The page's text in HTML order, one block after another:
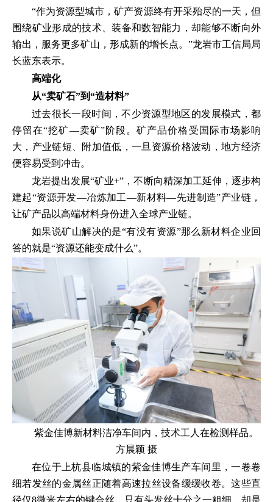
“作为资源型城市，矿产资源终有开采殆尽的一天，但
围绕矿业形成的技术、装备和数智能力，却能够不断向外
输出，服务更多矿山，形成新的增长点。”龙岩市工信局局
长蓝东表示。
高端化
从“卖矿石”到“造材料”
过去很长一段时间，不少资源型地区的发展模式，都
停留在“挖矿—卖矿”阶段。矿产品价格受国际市场影响
大，产业链短、附加值低，一旦资源价格波动，地方经济
便容易受到冲击。
龙岩提出发展“矿业+”，不断向精深加工延伸，逐步构
建起“资源开发—冶炼加工—新材料—先进制造”产业链，
让矿产品以高端材料身份进入全球产业链。
如果说矿山解决的是“有没有资源”那么新材料企业回
答的就是“资源还能变成什么”。
紫金佳博新材料洁净车间内，技术工人在检测样品。
方晨颖 摄
在位于上杭县临城镇的紫金佳博生产车间里，一卷卷
细若发丝的金属丝正随着高速拉丝设备缓缓收卷。这些直
径仅8微米左右的键合丝，只有头发丝十分之一粗细，却是